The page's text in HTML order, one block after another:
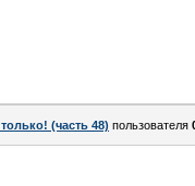
(часть 48) пользователя